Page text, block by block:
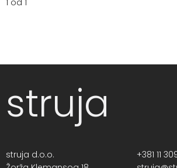
1 od 1
struja
struja d.o.o.
+381 11